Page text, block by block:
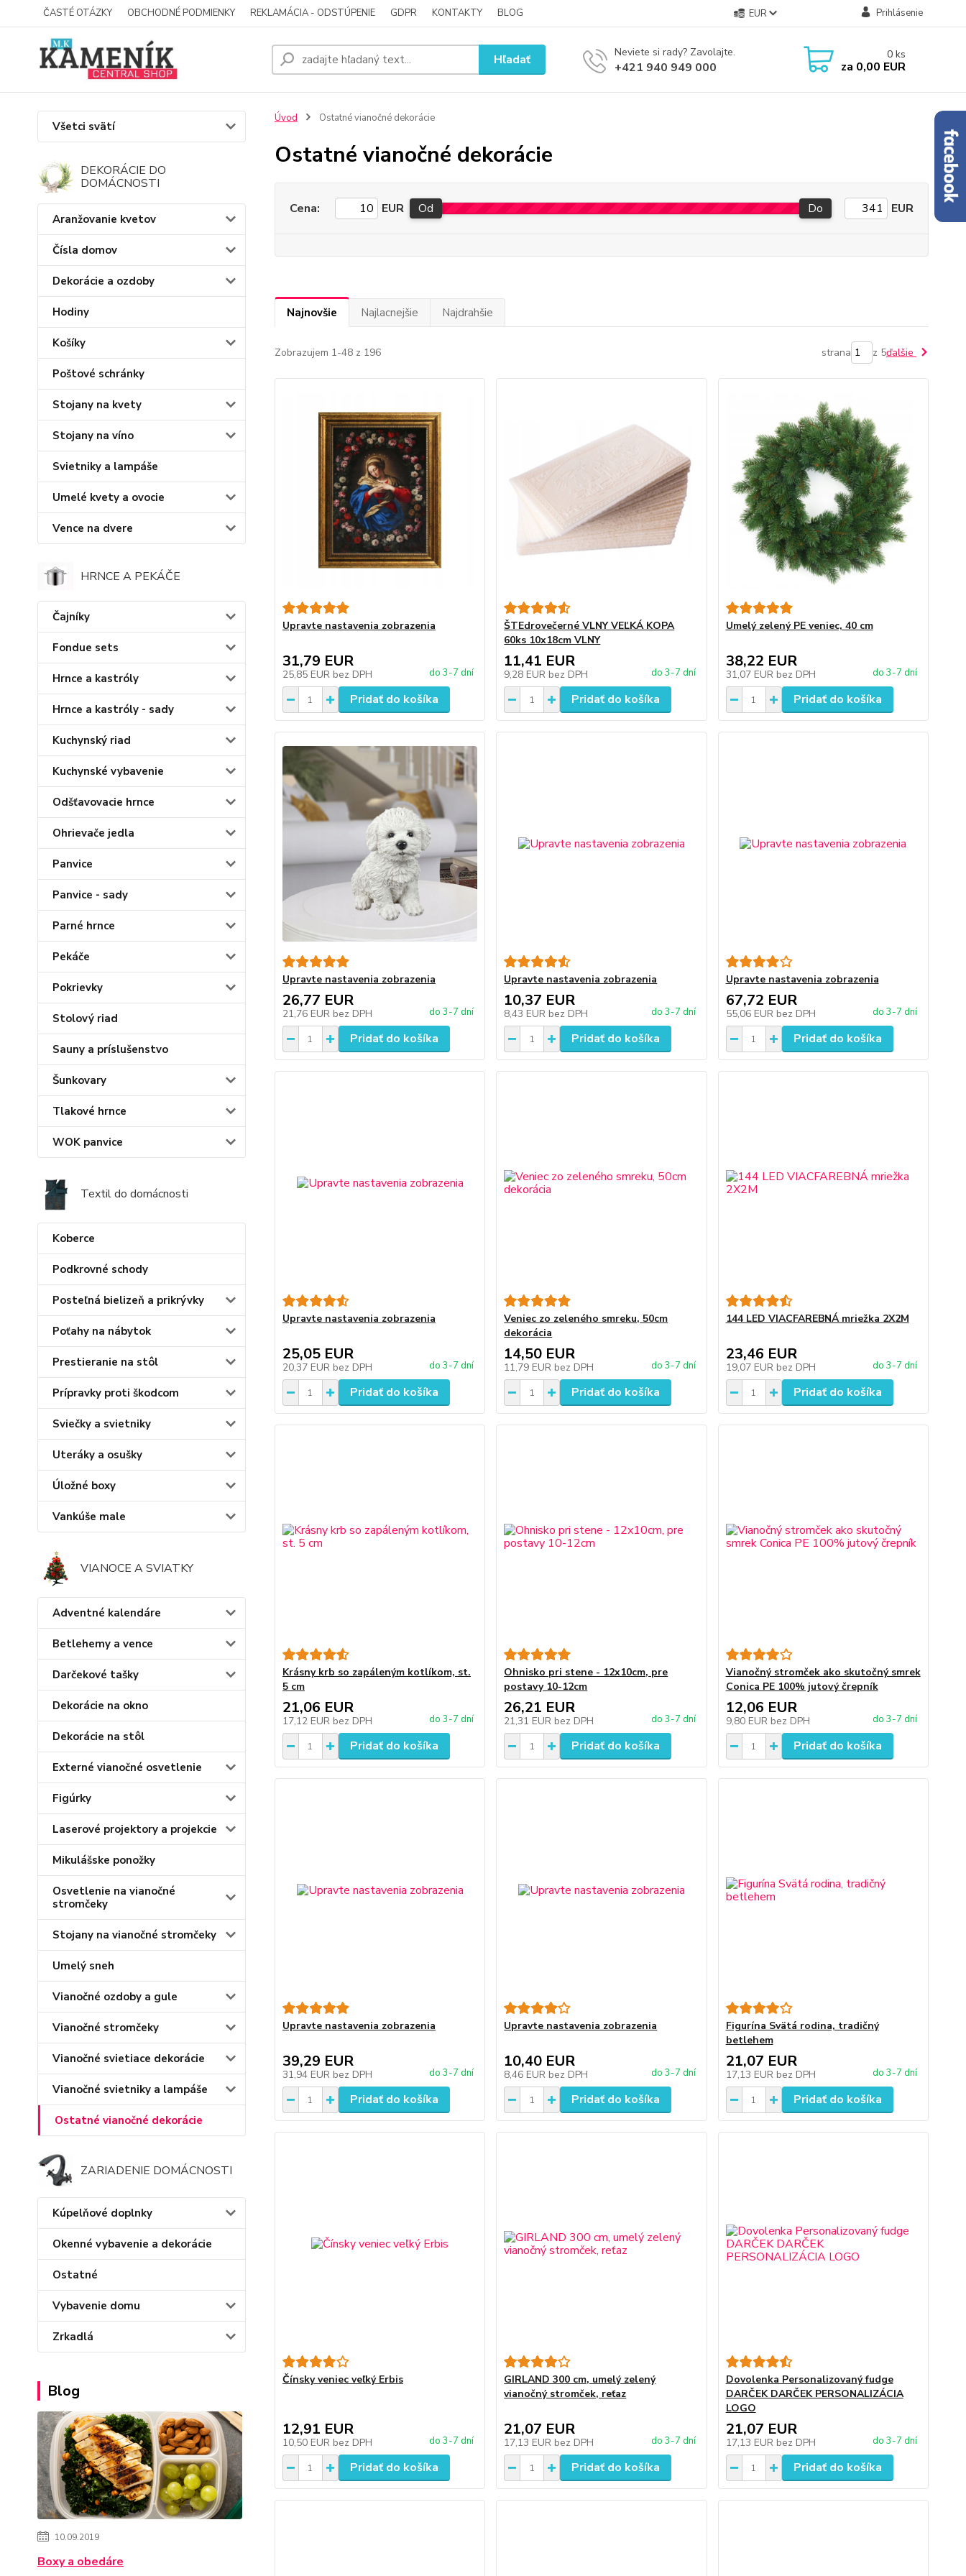
ČASTÉ OTÁZKY OBCHODNÉ PODMIENKY REKLAMÁCIA - ODSTÚPENIE GDPR KONTAKTY BLOG EUR Prihlásenie
Hľadať Neviete si rady? Zavolajte.
+421 940 949 000
0 ks
za 0,00 EUR
Všetci svätí
DEKORÁCIE DO
DOMÁCNOSTI
Aranžovanie kvetov
Čísla domov
Dekorácie a ozdoby
Hodiny
Košíky
Poštové schránky
Stojany na kvety
Stojany na víno
Svietniky a lampáše
Umelé kvety a ovocie
Vence na dvere
HRNCE A PEKÁČE
Čajníky
Fondue sets
Hrnce a kastróly
Hrnce a kastróly - sady
Kuchynský riad
Kuchynské vybavenie
Odšťavovacie hrnce
Ohrievače jedla
Panvice
Panvice - sady
Parné hrnce
Pekáče
Pokrievky
Stolový riad
Sauny a príslušenstvo
Šunkovary
Tlakové hrnce
WOK panvice
Textil do domácnosti
Koberce
Podkrovné schody
Posteľná bielizeň a prikrývky
Poťahy na nábytok
Prestieranie na stôl
Prípravky proti škodcom
Sviečky a svietniky
Uteráky a osušky
Úložné boxy
Vankúše male
VIANOCE A SVIATKY
Adventné kalendáre
Betlehemy a vence
Darčekové tašky
Dekorácie na okno
Dekorácie na stôl
Externé vianočné osvetlenie
Figúrky
Laserové projektory a projekcie
Mikulášske ponožky
Osvetlenie na vianočné
stromčeky
Stojany na vianočné stromčeky
Umelý sneh
Vianočné ozdoby a gule
Vianočné stromčeky
Vianočné svietiace dekorácie
Vianočné svietniky a lampáše
Ostatné vianočné dekorácie
ZARIADENIE DOMÁCNOSTI
Kúpelňové doplnky
Okenné vybavenie a dekorácie
Ostatné
Vybavenie domu
Zrkadlá
Blog
10.09.2019
Boxy a obedáre
Úvod Ostatné vianočné dekorácie
Ostatné vianočné dekorácie
Cena: EUR Od Do EUR
Najnovšie Najlacnejšie Najdrahšie
Zobrazujem 1-48 z 196 strana z 5ďalšie
Upravte nastavenia zobrazenia
31,79 EUR
25,85 EUR bez DPH do 3-7 dní
Pridať do košíka
ŠTEdrovečerné VLNY VEĽKÁ KOPA
60ks 10x18cm VLNY
11,41 EUR
9,28 EUR bez DPH do 3-7 dní
Pridať do košíka
Umelý zelený PE veniec, 40 cm
38,22 EUR
31,07 EUR bez DPH do 3-7 dní
Pridať do košíka
Upravte nastavenia zobrazenia
26,77 EUR
21,76 EUR bez DPH do 3-7 dní
Pridať do košíka
Upravte nastavenia zobrazenia
10,37 EUR
8,43 EUR bez DPH do 3-7 dní
Pridať do košíka
Upravte nastavenia zobrazenia
67,72 EUR
55,06 EUR bez DPH do 3-7 dní
Pridať do košíka
Upravte nastavenia zobrazenia
25,05 EUR
20,37 EUR bez DPH do 3-7 dní
Pridať do košíka
Veniec zo zeleného smreku, 50cm
dekorácia
14,50 EUR
11,79 EUR bez DPH do 3-7 dní
Pridať do košíka
144 LED VIACFAREBNÁ mriežka 2X2M
23,46 EUR
19,07 EUR bez DPH do 3-7 dní
Pridať do košíka
Krásny krb so zapáleným kotlíkom, st.
5 cm
21,06 EUR
17,12 EUR bez DPH do 3-7 dní
Pridať do košíka
Ohnisko pri stene - 12x10cm, pre
postavy 10-12cm
26,21 EUR
21,31 EUR bez DPH do 3-7 dní
Pridať do košíka
Vianočný stromček ako skutočný smrek
Conica PE 100% jutový črepník
12,06 EUR
9,80 EUR bez DPH do 3-7 dní
Pridať do košíka
Upravte nastavenia zobrazenia
39,29 EUR
31,94 EUR bez DPH do 3-7 dní
Pridať do košíka
Upravte nastavenia zobrazenia
10,40 EUR
8,46 EUR bez DPH do 3-7 dní
Pridať do košíka
Figurína Svätá rodina, tradičný
betlehem
21,07 EUR
17,13 EUR bez DPH do 3-7 dní
Pridať do košíka
Čínsky veniec veľký Erbis
12,91 EUR
10,50 EUR bez DPH do 3-7 dní
Pridať do košíka
GIRLAND 300 cm, umelý zelený
vianočný stromček, reťaz
21,07 EUR
17,13 EUR bez DPH do 3-7 dní
Pridať do košíka
Dovolenka Personalizovaný fudge
DARČEK DARČEK PERSONALIZÁCIA
LOGO
21,07 EUR
17,13 EUR bez DPH do 3-7 dní
Pridať do košíka